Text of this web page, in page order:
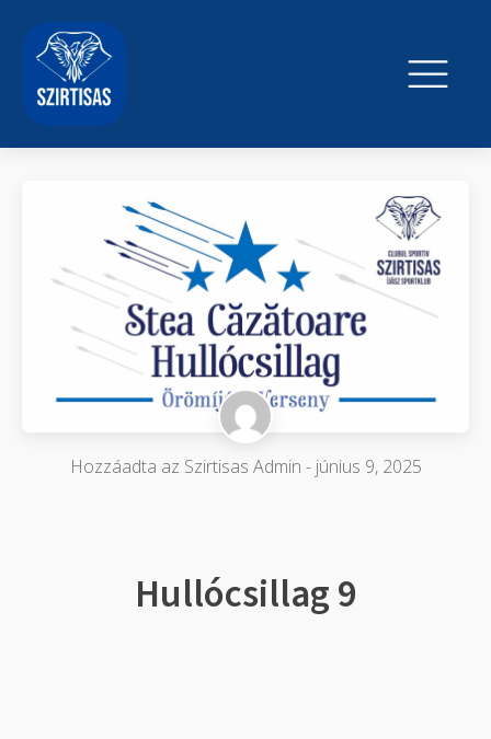
Hozzáadta az Szirtisas Admin - június 9, 2025
Hullócsillag 9